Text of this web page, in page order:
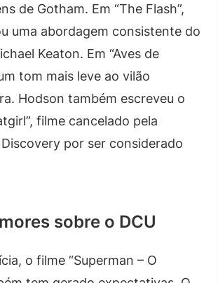
de Gotham. Em “The Flash”,
uma abordagem consistente do
Keaton. Em “Aves de
tom mais leve ao vilão
Hodson também escreveu o
filme cancelado pela
por ser considerado
sobre o DCU
o filme “Superman – O